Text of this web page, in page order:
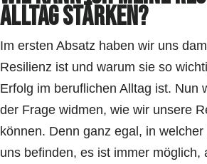
Alltag stärken?
Im ersten Absatz haben wir uns
Resilienz ist und warum sie so
Erfolg im beruflichen Alltag ist. Nun
der Frage widmen, wie wir unsere
können. Denn ganz egal, in
uns befinden, es ist immer möglich,